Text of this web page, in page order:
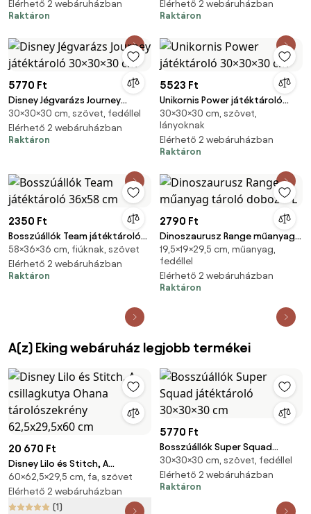
Elérhető 2 webáruházban
Raktáron
Elérhető 2 webáruházban
Raktáron
5770 Ft
Disney Jégvarázs Journey
játéktároló 30×30×30 cm
30×30×30 cm, szövet, fedéllel
Elérhető 2 webáruházban
Raktáron
5523 Ft
Unikornis Power játéktároló
30×30×30 cm
30×30×30 cm, szövet,
lányoknak
Elérhető 2 webáruházban
Raktáron
2350 Ft
Bosszúállók Team játéktároló
36x58 cm
58×36×36 cm, fiúknak, szövet
Elérhető 2 webáruházban
Raktáron
2790 Ft
Dinoszaurusz Range műanyag
tároló doboz 7 L
19,5×19×29,5 cm, műanyag,
fedéllel
Elérhető 2 webáruházban
Raktáron
A(z) Eking webáruház legjobb termékei
20 670 Ft
Disney Lilo és Stitch, A
csillagkutya Ohana
tárolószekrény 62,5x29,5x60
cm
60×62,5×29,5 cm, fa, szövet
Elérhető 2 webáruházban
(1)
5770 Ft
Bosszúállók Super Squad
játéktároló 30×30×30 cm
30×30×30 cm, szövet, fedéllel
Elérhető 2 webáruházban
Raktáron